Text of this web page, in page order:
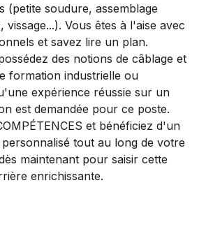
(petite soudure, assemblage
vissage...). Vous êtes à l'aise avec
et savez lire un plan.
des notions de câblage et
formation industrielle ou
expérience réussie sur un
est demandée pour ce poste.
et bénéficiez d'un
tout au long de votre
maintenant pour saisir cette
enrichissante.